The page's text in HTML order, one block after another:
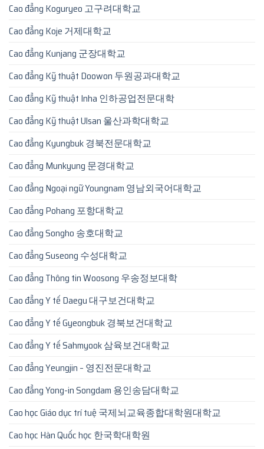
Cao đẳng Koguryeo 고구려대학교
Cao đẳng Koje 거제대학교
Cao đẳng Kunjang 군장대학교
Cao đẳng Kỹ thuật Doowon 두원공과대학교
Cao đẳng Kỹ thuật Inha 인하공업전문대학
Cao đẳng Kỹ thuật Ulsan 울산과학대학교
Cao đẳng Kyungbuk 경북전문대학교
Cao đẳng Munkyung 문경대학교
Cao đẳng Ngoại ngữ Youngnam 영남외국어대학교
Cao đẳng Pohang 포항대학교
Cao đẳng Songho 송호대학교
Cao đẳng Suseong 수성대학교
Cao đẳng Thông tin Woosong 우송정보대학
Cao đẳng Y tế Daegu 대구보건대학교
Cao đẳng Y tế Gyeongbuk 경북보건대학교
Cao đẳng Y tế Sahmyook 삼육보건대학교
Cao đẳng Yeungjin – 영진전문대학교
Cao đẳng Yong-in Songdam 용인송담대학교
Cao học Giáo dục trí tuệ 국제뇌교육종합대학원대학교
Cao học Hàn Quốc học 한국학대학원